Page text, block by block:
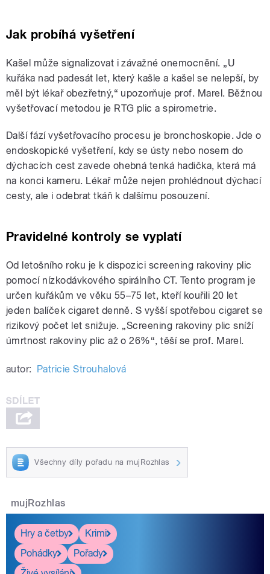
Jak probíhá vyšetření
Kašel může signalizovat i závažné onemocnění. „U
kuřáka nad padesát let, který kašle a kašel se nelepší, by
měl být lékař obezřetný,“ upozorňuje prof. Marel. Běžnou
vyšetřovací metodou je RTG plic a spirometrie.
Další fází vyšetřovacího procesu je bronchoskopie. Jde o
endoskopické vyšetření, kdy se ústy nebo nosem do
dýchacích cest zavede ohebná tenká hadička, která má
na konci kameru. Lékař může nejen prohlédnout dýchací
cesty, ale i odebrat tkáň k dalšímu posouzení.
Pravidelné kontroly se vyplatí
Od letošního roku je k dispozici screening rakoviny plic
pomocí nízkodávkového spirálního CT. Tento program je
určen kuřákům ve věku 55–75 let, kteří kouřili 20 let
jeden balíček cigaret denně. S vyšší spotřebou cigaret se
rizikový počet let snižuje. „Screening rakoviny plic sníží
úmrtnost rakoviny plic až o 26%“, těší se prof. Marel.
autor: Patricie Strouhalová
Všechny díly pořadu na mujRozhlas
mujRozhlas
Hry a četby
Krimi
Pohádky
Pořady